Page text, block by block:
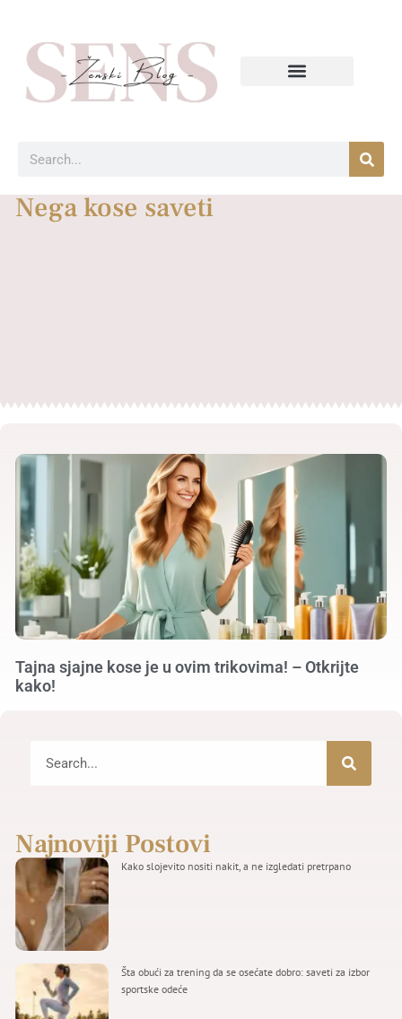
Nega kose saveti
Tajna sjajne kose je u ovim trikovima! – Otkrijte
kako!
Najnoviji Postovi
Kako slojevito nositi nakit, a ne izgledati pretrpano
Šta obući za trening da se osećate dobro: saveti za izbor
sportske odeće